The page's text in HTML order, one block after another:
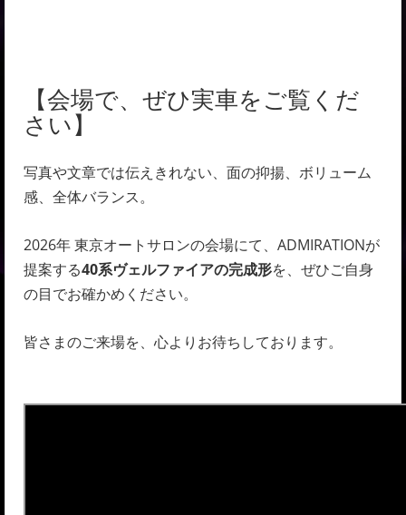
【会場で、ぜひ実車をご覧くだ
さい】
写真や文章では伝えきれない、面の抑揚、ボリューム
感、全体バランス。
2026年 東京オートサロンの会場にて、ADMIRATIONが
提案する40系ヴェルファイアの完成形を、ぜひご自身
の目でお確かめください。
皆さまのご来場を、心よりお待ちしております。